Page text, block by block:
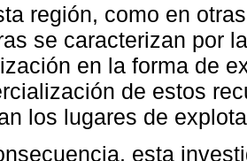
región, como en
se caracterizan por
en la forma de
de estos
los lugares de
esta